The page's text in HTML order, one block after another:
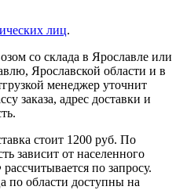
лиц.
со склада в Ярославле или
Ярославской области и в
менеджер уточнит
заказа, адрес доставки и
стоит 1200 руб. По
зависит от населенного
по запросу.
по области доступны на